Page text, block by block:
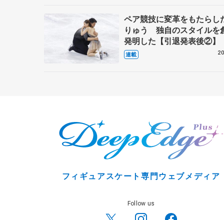
ペア競技に変革をもたらし
りゅう 独自のスタイルを
発明した【引退発表後②】
連載
フィギュアスケート専門ウェブメディア
Follow us